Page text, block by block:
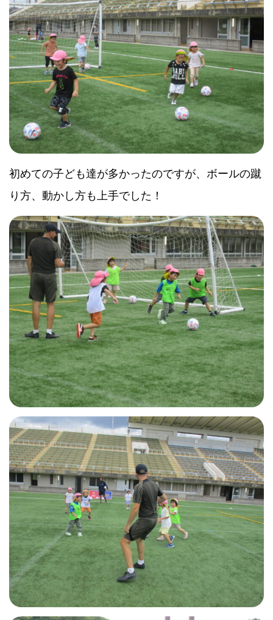
初めての子ども達が多かったのですが、ボールの蹴
り方、動かし方も上手でした！